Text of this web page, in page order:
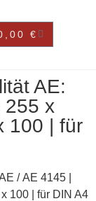
€
AE:
255 x
100 | für
/ AE 4145 |
100 | für DIN A4